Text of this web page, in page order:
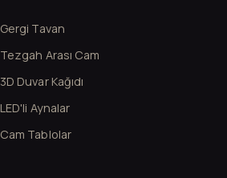
Gergi Tavan
Tezgah Arası Cam
3D Duvar Kağıdı
LED'li Aynalar
Cam Tablolar